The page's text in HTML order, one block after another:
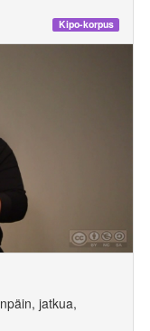
Kipo-korpus
jatkua,